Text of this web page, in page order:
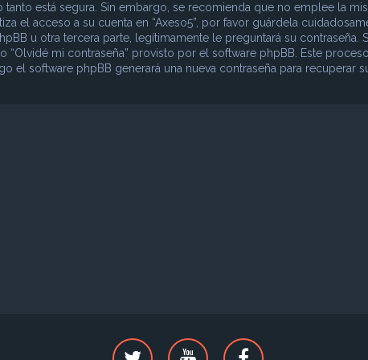
está segura. Sin embargo, se recomienda que no emplee la
el acceso a su cuenta en “Axeso5”, por favor guárdela
u otra tercera parte, legítimamente le preguntará su contraseña.
“Olvidé mi contraseña” provisto por el software phpBB. Este
el software phpBB generará una nueva contraseña para recuperar